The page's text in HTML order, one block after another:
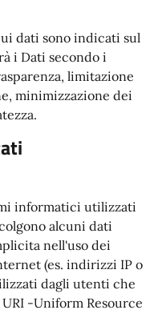
dati sono indicati sul
i Dati secondo i
limitazione
minimizzazione dei
informatici utilizzati
alcuni dati
nell'uso dei
(es. indirizzi IP o
dagli utenti che
-Uniform Resource